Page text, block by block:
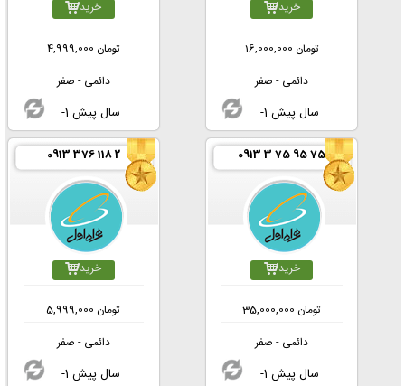
خرید
16,000,000 تومان
دائمی - صفر
-1 سال پیش
خرید
4,999,000 تومان
دائمی - صفر
-1 سال پیش
0913 3 75 95 75
خرید
35,000,000 تومان
دائمی - صفر
-1 سال پیش
0913 376 118 2
خرید
5,999,000 تومان
دائمی - صفر
-1 سال پیش